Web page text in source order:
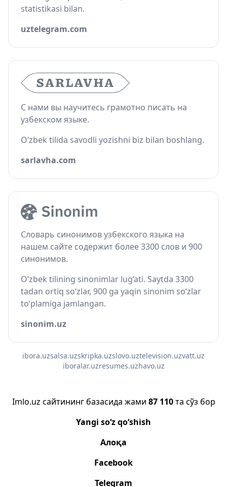
statistikasi bilan.
uztelegram.com
С нами вы научитесь грамотно писать на
узбекском языке.
O‘zbek tilida savodli yozishni biz bilan boshlang.
sarlavha.com
Словарь синонимов узбекского языка на
нашем сайте содержит более 3300 слов и 900
синонимов.
O‘zbek tilining sinonimlar lug‘ati. Saytda 3300
tadan ortiq so‘zlar, 900 ga yaqin sinonim so‘zlar
to‘plamiga jamlangan.
sinonim.uz
ibora.uzsalsa.uzskripka.uzslovo.uztelevision.uzvatt.uz
iboralar.uzresumes.uzhavo.uz
Imlo.uz сайтининг базасида жами 87 110та сўз бор
Yangi so‘z qo‘shish
Алоқа
Facebook
Telegram